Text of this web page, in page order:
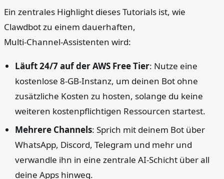
Ein zentrales Highlight dieses Tutorials ist, wie
Clawdbot zu einem dauerhaften,
Multi‑Channel‑Assistenten wird:
Läuft 24/7 auf der AWS Free Tier: Nutze eine
kostenlose 8‑GB‑Instanz, um deinen Bot ohne
zusätzliche Kosten zu hosten, solange du keine
weiteren kostenpflichtigen Ressourcen startest.
Mehrere Channels: Sprich mit deinem Bot über
WhatsApp, Discord, Telegram und mehr und
verwandle ihn in eine zentrale AI‑Schicht über all
deine Apps hinweg.